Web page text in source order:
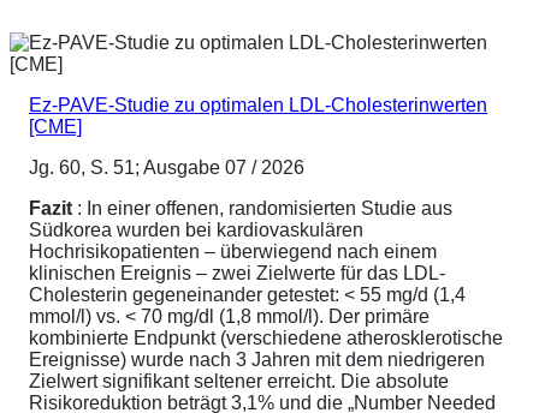
Ez-PAVE-Studie zu optimalen LDL-Cholesterinwerten
[CME]
Jg. 60, S. 51; Ausgabe 07 / 2026
Fazit : In einer offenen, randomisierten Studie aus
Südkorea wurden bei kardiovaskulären
Hochrisikopatienten – überwiegend nach einem
klinischen Ereignis – zwei Zielwerte für das LDL-
Cholesterin gegeneinander getestet: < 55 mg/d (1,4
mmol/l) vs. < 70 mg/dl (1,8 mmol/l). Der primäre
kombinierte Endpunkt (verschiedene atherosklerotische
Ereignisse) wurde nach 3 Jahren mit dem niedrigeren
Zielwert signifikant seltener erreicht. Die absolute
Risikoreduktion beträgt 3,1% und die „Number Needed